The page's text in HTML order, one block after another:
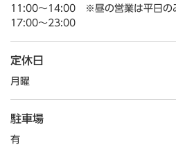
11:00～14:00 ※昼の営業は平日の
17:00～23:00
定休日
月曜
駐車場
有